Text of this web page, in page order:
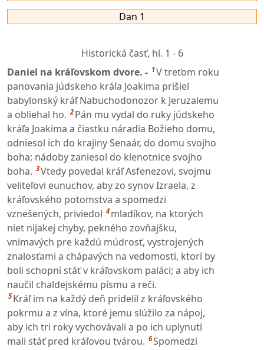
Dan 1
Historická časť, hl. 1 - 6
Daniel na kráľovskom dvore. - 1V treťom roku
panovania júdskeho kráľa Joakima prišiel
babylonský kráľ Nabuchodonozor k Jeruzalemu
a obliehal ho. 2 Pán mu vydal do ruky júdskeho
kráľa Joakima a čiastku náradia Božieho domu,
odniesol ich do krajiny Senaár, do domu svojho
boha; nádoby zaniesol do klenotnice svojho
boha. 3Vtedy povedal kráľ Asfenezovi, svojmu
veliteľovi eunuchov, aby zo synov Izraela, z
kráľovského potomstva a spomedzi
vznešených, priviedol 4 mladíkov, na ktorých
niet nijakej chyby, pekného zovňajšku,
vnímavých pre každú múdrosť, vystrojených
znalosťami a chápavých na vedomosti, ktorí by
boli schopní stáť v kráľovskom paláci; a aby ich
naučil chaldejskému písmu a reči.
5 Kráľ im na každý deň pridelil z kráľovského
pokrmu a z vína, ktoré jemu slúžilo za nápoj,
aby ich tri roky vychovávali a po ich uplynutí
mali stáť pred kráľovou tvárou. 6Spomedzi